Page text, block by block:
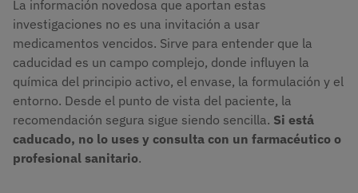
La información novedosa que aportan estas
investigaciones no es una invitación a usar
medicamentos vencidos. Sirve para entender que la
caducidad es un campo complejo, donde influyen la
química del principio activo, el envase, la formulación y el
entorno. Desde el punto de vista del paciente, la
recomendación segura sigue siendo sencilla. Si está
caducado, no lo uses y consulta con un farmacéutico o
profesional sanitario.